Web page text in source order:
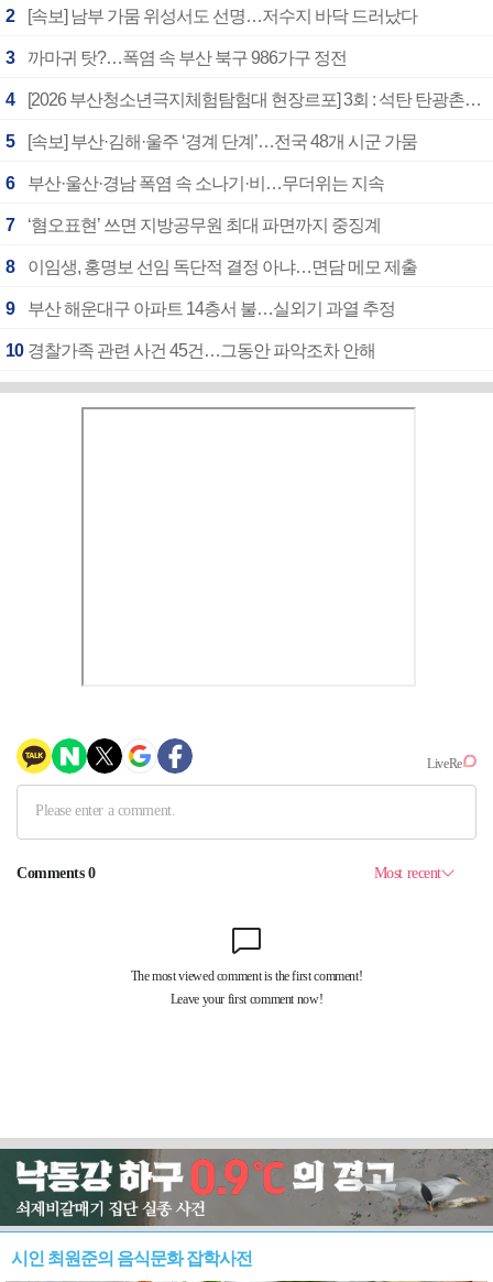
2 [속보] 남부 가뭄 위성서도 선명…저수지 바닥 드러났다
3 까마귀 탓?…폭염 속 부산 북구 986가구 정전
4 [2026 부산청소년극지체험탐험대 현장르포] 3회 : 석탄 탄광촌에서 북극 연구의 중심지로
5 [속보] 부산·김해·울주 ‘경계 단계’…전국 48개 시군 가뭄
6 부산·울산·경남 폭염 속 소나기·비…무더위는 지속
7 ‘혐오표현’ 쓰면 지방공무원 최대 파면까지 중징계
8 이임생, 홍명보 선임 독단적 결정 아냐…면담 메모 제출
9 부산 해운대구 아파트 14층서 불…실외기 과열 추정
10 경찰가족 관련 사건 45건…그동안 파악조차 안해
시인 최원준의 음식문화 잡학사전